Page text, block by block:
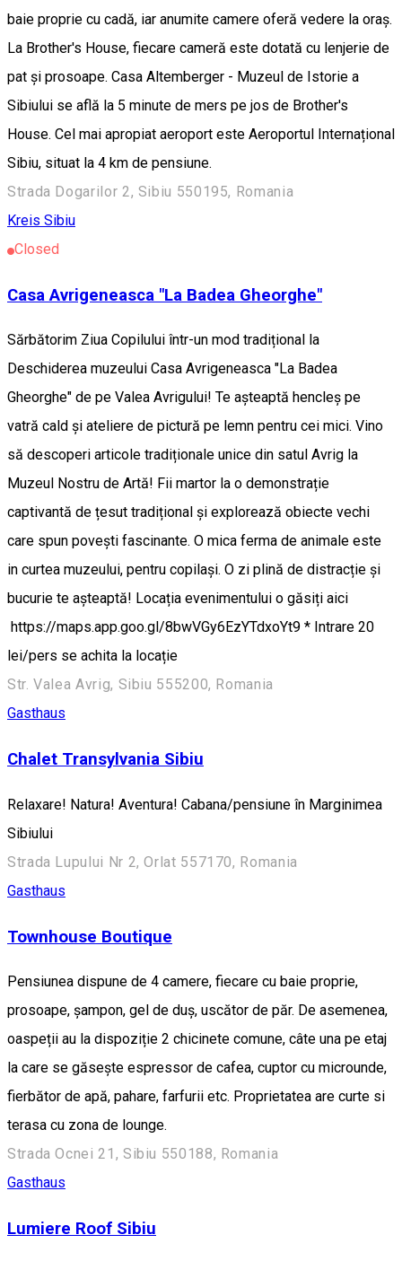
baie proprie cu cadă, iar anumite camere oferă vedere la oraș.
La Brother's House, fiecare cameră este dotată cu lenjerie de
pat și prosoape. Casa Altemberger - Muzeul de Istorie a
Sibiului se află la 5 minute de mers pe jos de Brother's
House. Cel mai apropiat aeroport este Aeroportul Internațional
Sibiu, situat la 4 km de pensiune.
Strada Dogarilor 2, Sibiu 550195, Romania
Kreis Sibiu
Closed
Casa Avrigeneasca "La Badea Gheorghe"
Sărbătorim Ziua Copilului într-un mod tradițional la
Deschiderea muzeului Casa Avrigeneasca "La Badea
Gheorghe" de pe Valea Avrigului! Te așteaptă hencleș pe
vatră cald și ateliere de pictură pe lemn pentru cei mici. Vino
să descoperi articole tradiționale unice din satul Avrig la
Muzeul Nostru de Artă! Fii martor la o demonstrație
captivantă de țesut tradițional și explorează obiecte vechi
care spun povești fascinante. O mica ferma de animale este
in curtea muzeului, pentru copilași. O zi plină de distracție și
bucurie te așteaptă! Locația evenimentului o găsiți aici
https://maps.app.goo.gl/8bwVGy6EzYTdxoYt9 * Intrare 20
lei/pers se achita la locație
Str. Valea Avrig, Sibiu 555200, Romania
Gasthaus
Chalet Transylvania Sibiu
Relaxare! Natura! Aventura! Cabana/pensiune în Marginimea
Sibiului
Strada Lupului Nr 2, Orlat 557170, Romania
Gasthaus
Townhouse Boutique
Pensiunea dispune de 4 camere, fiecare cu baie proprie,
prosoape, șampon, gel de duș, uscător de păr. De asemenea,
oaspeții au la dispoziție 2 chicinete comune, câte una pe etaj
la care se găsește espressor de cafea, cuptor cu microunde,
fierbător de apă, pahare, farfurii etc. Proprietatea are curte si
terasa cu zona de lounge.
Strada Ocnei 21, Sibiu 550188, Romania
Gasthaus
Lumiere Roof Sibiu